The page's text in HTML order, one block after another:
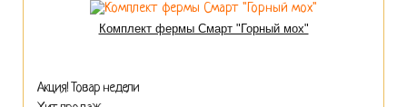
Комплект фермы Смарт "Горный мох"
Акция! Товар недели